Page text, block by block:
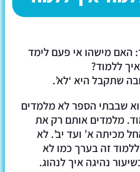
מישהו אי פעם לימד
ללמוד?
שתקבל היא ‘לא’.
שבבתי הספר לא מלמדים
מלמדים אותם רק את
מכיתה א’ ועד יב’. לא
זה בערך כמו לא
נהיגה איך לנהוג.